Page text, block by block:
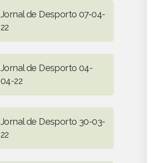
Jornal de Desporto 07-04-
22
Jornal de Desporto 04-
04-22
Jornal de Desporto 30-03-
22